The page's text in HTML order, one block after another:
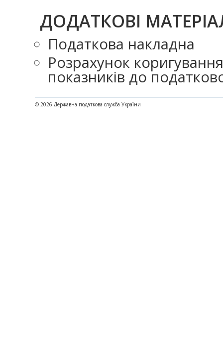
ДОДАТКОВІ
Податкова накладна
Розрахунок коригування
показників до
© 2026 Державна податкова служба України